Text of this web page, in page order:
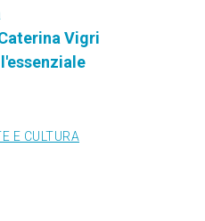
Vigri
E CULTURA